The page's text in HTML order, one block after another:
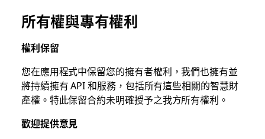
所有權與專有權利
權利保留
您在應用程式中保留您的擁有者權利，我們也擁有並
將持續擁有 API 和服務，包括所有這些相關的智慧財
產權。特此保留合約未明確授予之我方所有權利。
歡迎提供意見